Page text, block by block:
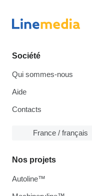
Société
Qui sommes-nous
Aide
Contacts
France / français
Nos projets
Autoline™